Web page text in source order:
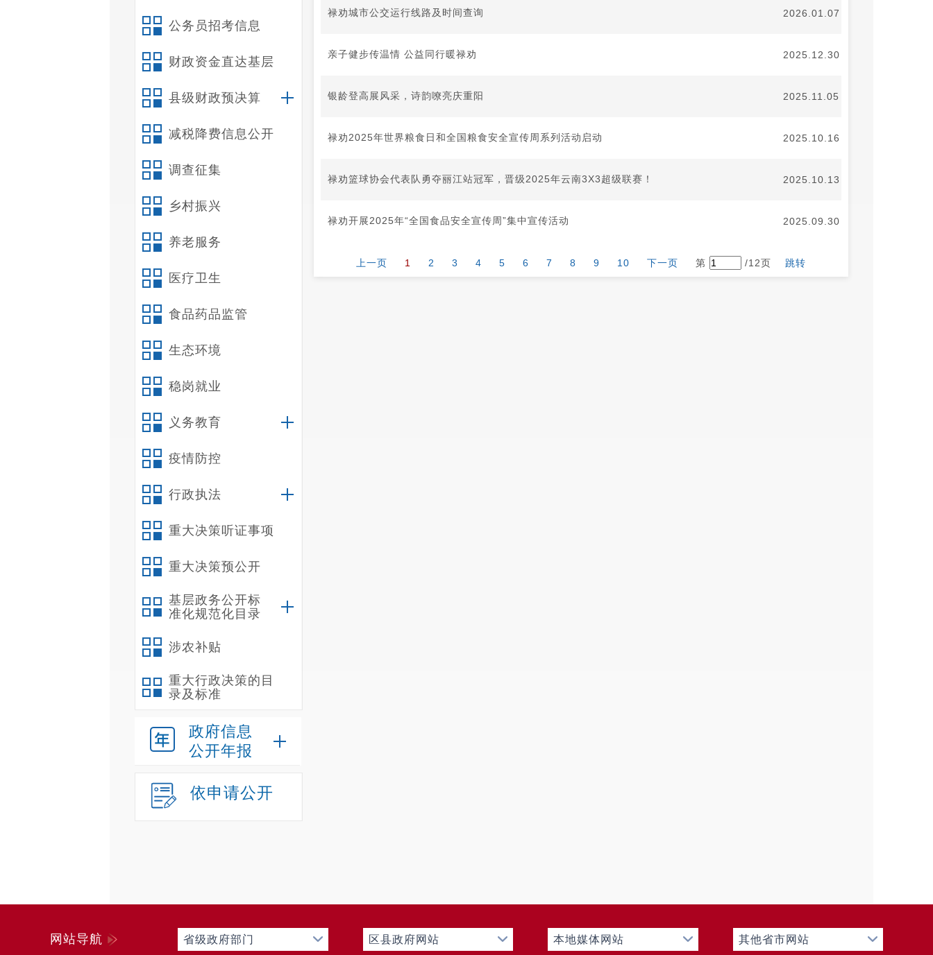
公务员招考信息
财政资金直达基层
县级财政预决算
减税降费信息公开
调查征集
乡村振兴
养老服务
医疗卫生
食品药品监管
生态环境
稳岗就业
义务教育
疫情防控
行政执法
重大决策听证事项
重大决策预公开
基层政务公开标
准化规范化目录
涉农补贴
重大行政决策的目
录及标准
政府信息
公开年报
依申请公开
禄劝城市公交运行线路及时间查询 2026.01.07
亲子健步传温情 公益同行暖禄劝 2025.12.30
银龄登高展风采，诗韵嘹亮庆重阳 2025.11.05
禄劝2025年世界粮食日和全国粮食安全宣传周系列活动启动 2025.10.16
禄劝篮球协会代表队勇夺丽江站冠军，晋级2025年云南3X3超级联赛！ 2025.10.13
禄劝开展2025年“全国食品安全宣传周”集中宣传活动 2025.09.30
上一页 1 2 3 4 5 6 7 8 9 10 下一页 第 /12页 跳转
网站导航 省级政府部门 区县政府网站 本地媒体网站 其他省市网站